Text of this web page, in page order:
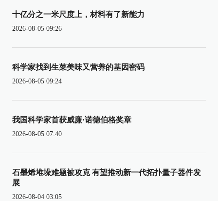
十亿分之一米尺度上，材料有了新能力
2026-08-05 09:26
科学家找到生菜美味又营养的基因密码
2026-08-05 09:24
我国科学家首获威廉·诺德伯格奖章
2026-08-05 07:40
石墨烯堆垛难题被攻克 有望推动新一代拓扑量子器件发
展
2026-08-04 03:05